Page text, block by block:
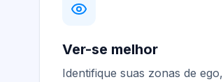
Ver-se melhor
Identifique suas zonas de